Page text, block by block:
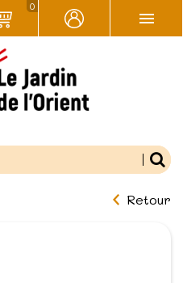
0
Retour